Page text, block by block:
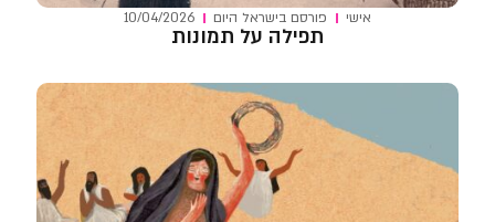
אישי פורסם בישראל היום 10/04/2026
תפילה על תמונות